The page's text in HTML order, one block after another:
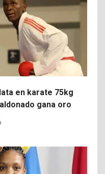
en karate 75kg
gana oro